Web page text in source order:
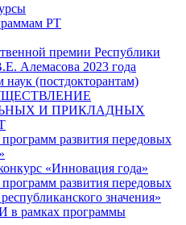
РТ
премии Республики
Алемасова 2023 года
наук (постдокторантам)
И ПРИКЛАДНЫХ
развития передовых
«Инновация года»
развития передовых
значения»
рамках программы